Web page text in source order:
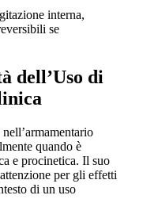
interna,
se
dell’Uso di
quando è
e procinetica. Il suo
per gli effetti
di un uso